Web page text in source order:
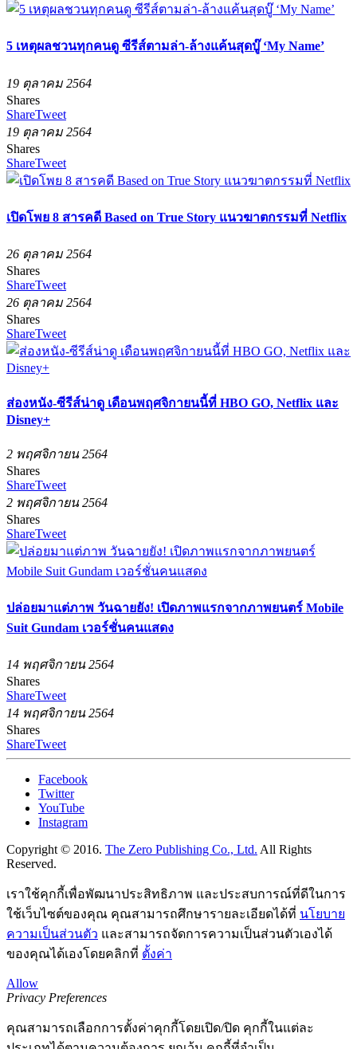
5 เหตุผลชวนทุกคนดู ซีรีส์ตามล่า-ล้างแค้นสุดบู๊ ‘My Name’
19 ตุลาคม 2564
Shares
ShareTweet
19 ตุลาคม 2564
Shares
ShareTweet
เปิดโพย 8 สารคดี Based on True Story แนวฆาตกรรมที่ ​Netflix
26 ตุลาคม 2564
Shares
ShareTweet
26 ตุลาคม 2564
Shares
ShareTweet
ส่องหนัง-ซีรีส์น่าดู เดือนพฤศจิกายนนี้ที่ HBO GO, Netflix และ
Disney+
2 พฤศจิกายน 2564
Shares
ShareTweet
2 พฤศจิกายน 2564
Shares
ShareTweet
ปล่อยมาแต่ภาพ วันฉายยัง! เปิดภาพแรกจากภาพยนตร์ Mobile
Suit Gundam เวอร์ชั่นคนแสดง
14 พฤศจิกายน 2564
Shares
ShareTweet
14 พฤศจิกายน 2564
Shares
ShareTweet
Facebook
Twitter
YouTube
Instagram
Copyright © 2016. The Zero Publishing Co., Ltd. All Rights
Reserved.
เราใช้คุกกี้เพื่อพัฒนาประสิทธิภาพ และประสบการณ์ที่ดีในการ
ใช้เว็บไซต์ของคุณ คุณสามารถศึกษารายละเอียดได้ที่ นโยบาย
ความเป็นส่วนตัว และสามารถจัดการความเป็นส่วนตัวเองได้
ของคุณได้เองโดยคลิกที่ ตั้งค่า
Allow
Privacy Preferences
คุณสามารถเลือกการตั้งค่าคุกกี้โดยเปิด/ปิด คุกกี้ในแต่ละ